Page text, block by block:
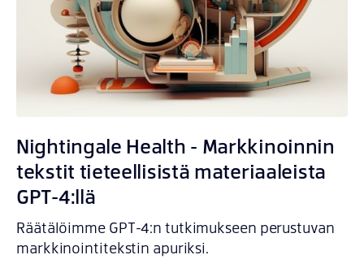
Nightingale Health - Markkinoinnin
tekstit tieteellisistä materiaaleista
GPT-4:llä
Räätälöimme GPT-4:n tutkimukseen perustuvan
markkinointitekstin apuriksi.